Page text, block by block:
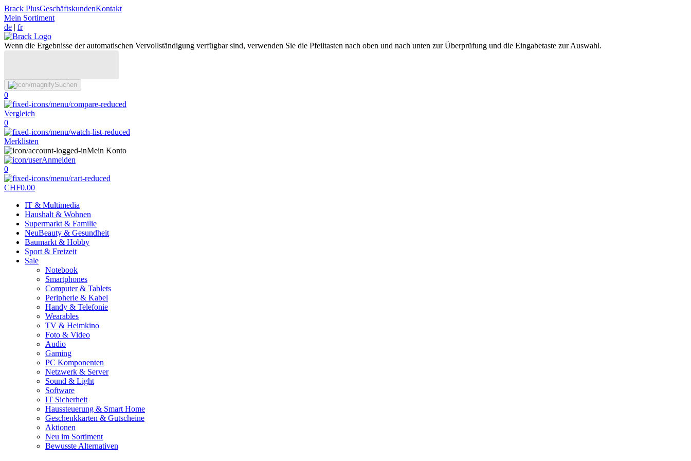
Brack PlusGeschäftskundenKontakt
Mein Sortiment
de | fr
Wenn die Ergebnisse der automatischen Vervollständigung verfügbar sind, verwenden Sie die Pfeiltasten nach oben und nach unten zur Überprüfung und die Eingabetaste zur Auswahl.
Suchen
0
Vergleich
0
Merklisten
Mein Konto
Anmelden
0
CHF0.00
IT & Multimedia
Haushalt & Wohnen
Supermarkt & Familie
NeuBeauty & Gesundheit
Baumarkt & Hobby
Sport & Freizeit
Sale
Notebook
Smartphones
Computer & Tablets
Peripherie & Kabel
Handy & Telefonie
Wearables
TV & Heimkino
Foto & Video
Audio
Gaming
PC Komponenten
Netzwerk & Server
Sound & Light
Software
IT Sicherheit
Haussteuerung & Smart Home
Geschenkkarten & Gutscheine
Aktionen
Neu im Sortiment
Bewusste Alternativen